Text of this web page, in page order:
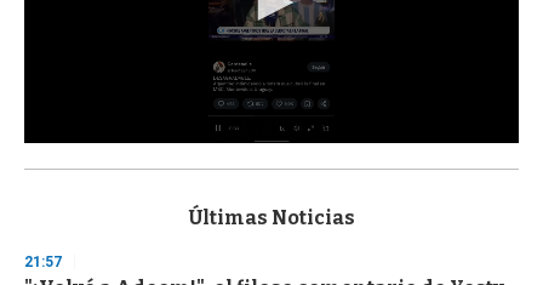
s
d
Últimas Noticias
21:57